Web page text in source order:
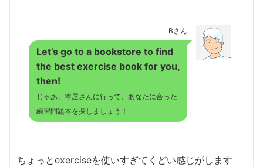
Bさん
Let’s go to a bookstore to find
the best exercise book for you,
then!
じゃあ、本屋さんに行って、あなたに合った
練習問題本を探しましょう！
ちょっとexerciseを使いすぎてくどい感じがします